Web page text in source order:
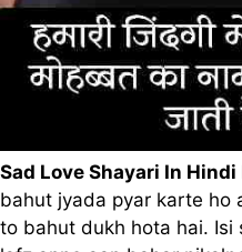
Sad Love Shayari In
bahut jyada pyar karte ho
to bahut dukh hota hai. Isi